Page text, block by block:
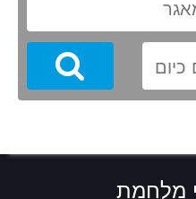
Search
מלחמת